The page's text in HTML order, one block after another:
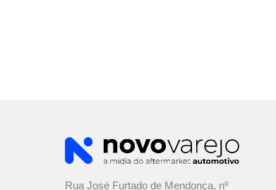
Rua José Furtado de Mendonça, nº